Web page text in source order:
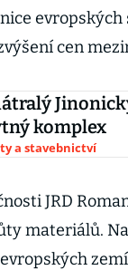
cen
komplex
a stavebnictví
JRD
materiálů.